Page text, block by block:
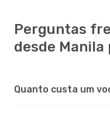
Perguntas
desde Manila
Quanto custa um